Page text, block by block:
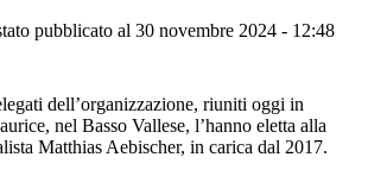
pubblicato al 30 novembre 2024 - 12:48
dell’organizzazione, riuniti oggi in
nel Basso Vallese, l’hanno eletta alla
Matthias Aebischer, in carica dal 2017.